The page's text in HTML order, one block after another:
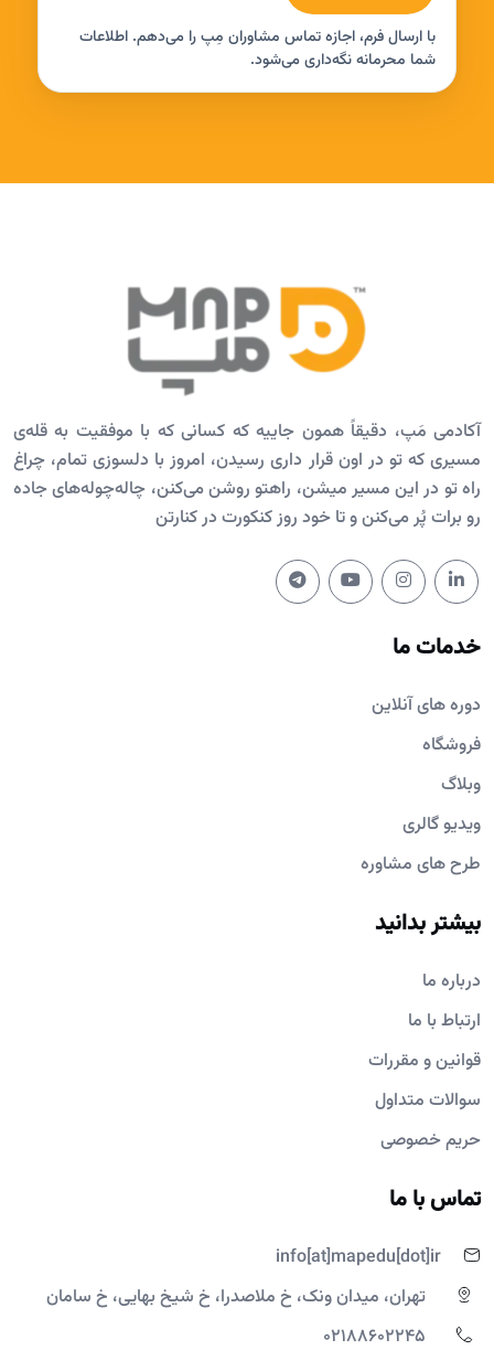
با ارسال فرم، اجازه تماس مشاوران مِپ را می‌دهم. اطلاعات
شما محرمانه نگه‌داری می‌شود.
آکادمی مَپ، دقیقاً همون جاییه که کسانی که با موفقیت به قله‌ی
مسیری که تو در اون قرار داری رسیدن، امروز با دلسوزی تمام، چراغ
راه تو در این مسیر میشن، راهتو روشن می‌کنن، چاله‌چوله‌های جاده
رو برات پُر می‌کنن و تا خود روز کنکورت در کنارتن
خدمات ما
دوره های آنلاین
فروشگاه
وبلاگ
ویدیو گالری
طرح های مشاوره
بیشتر بدانید
درباره ما
ارتباط با ما
قوانین و مقررات
سوالات متداول
حریم خصوصی
تماس با ما
info[at]mapedu[dot]ir
تهران، میدان ونک، خ ملاصدرا، خ شیخ بهایی، خ سامان
02188602245